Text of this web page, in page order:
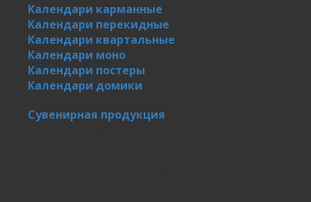
Календари карманные
Календари перекидные
Календари квартальные
Календари моно
Календари постеры
Календари домики
Сувенирная продукция